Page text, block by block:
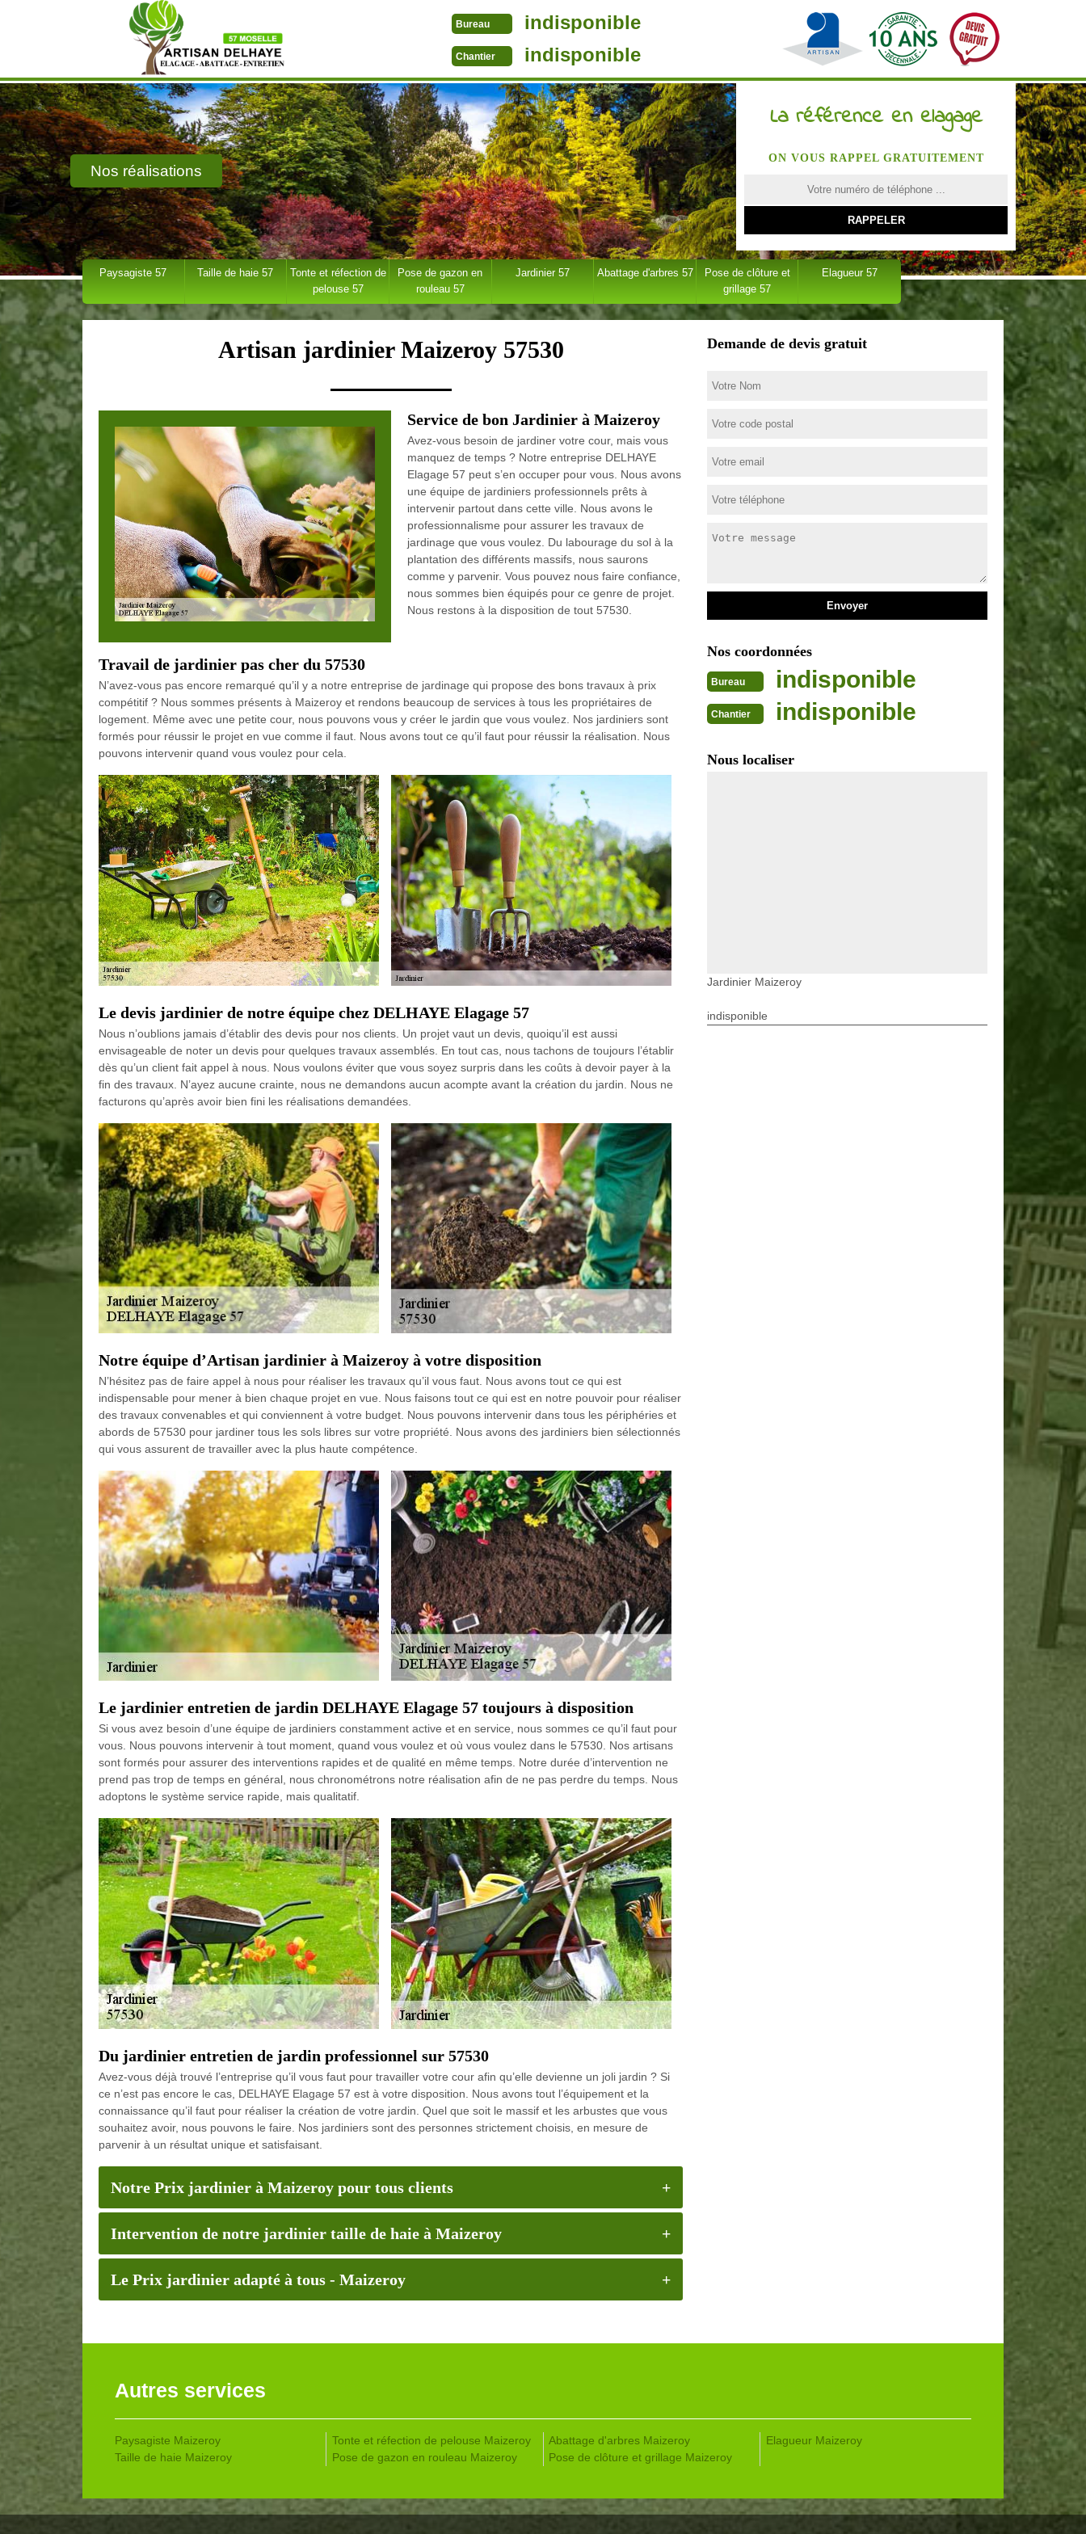
Bureau indisponible
Chantier indisponible
Nos réalisations
La référence en elagage
ON VOUS RAPPEL GRATUITEMENT
Paysagiste 57 Taille de haie 57
Tonte et réfection de
pelouse 57
Pose de gazon en
rouleau 57
Jardinier 57 Abattage d'arbres 57
Pose de clôture et
grillage 57
Elagueur 57
Artisan jardinier Maizeroy 57530
Service de bon Jardinier à Maizeroy
Avez-vous besoin de jardiner votre cour, mais vous
manquez de temps ? Notre entreprise DELHAYE
Elagage 57 peut s’en occuper pour vous. Nous avons
une équipe de jardiniers professionnels prêts à
intervenir partout dans cette ville. Nous avons le
professionnalisme pour assurer les travaux de
jardinage que vous voulez. Du labourage du sol à la
plantation des différents massifs, nous saurons
comme y parvenir. Vous pouvez nous faire confiance,
nous sommes bien équipés pour ce genre de projet.
Nous restons à la disposition de tout 57530.
Travail de jardinier pas cher du 57530
N’avez-vous pas encore remarqué qu’il y a notre entreprise de jardinage qui propose des bons travaux à prix
compétitif ? Nous sommes présents à Maizeroy et rendons beaucoup de services à tous les propriétaires de
logement. Même avec une petite cour, nous pouvons vous y créer le jardin que vous voulez. Nos jardiniers sont
formés pour réussir le projet en vue comme il faut. Nous avons tout ce qu’il faut pour réussir la réalisation. Nous
pouvons intervenir quand vous voulez pour cela.
Le devis jardinier de notre équipe chez DELHAYE Elagage 57
Nous n’oublions jamais d’établir des devis pour nos clients. Un projet vaut un devis, quoiqu’il est aussi
envisageable de noter un devis pour quelques travaux assemblés. En tout cas, nous tachons de toujours l’établir
dès qu’un client fait appel à nous. Nous voulons éviter que vous soyez surpris dans les coûts à devoir payer à la
fin des travaux. N’ayez aucune crainte, nous ne demandons aucun acompte avant la création du jardin. Nous ne
facturons qu’après avoir bien fini les réalisations demandées.
Notre équipe d’Artisan jardinier à Maizeroy à votre disposition
N’hésitez pas de faire appel à nous pour réaliser les travaux qu’il vous faut. Nous avons tout ce qui est
indispensable pour mener à bien chaque projet en vue. Nous faisons tout ce qui est en notre pouvoir pour réaliser
des travaux convenables et qui conviennent à votre budget. Nous pouvons intervenir dans tous les périphéries et
abords de 57530 pour jardiner tous les sols libres sur votre propriété. Nous avons des jardiniers bien sélectionnés
qui vous assurent de travailler avec la plus haute compétence.
Le jardinier entretien de jardin DELHAYE Elagage 57 toujours à disposition
Si vous avez besoin d’une équipe de jardiniers constamment active et en service, nous sommes ce qu’il faut pour
vous. Nous pouvons intervenir à tout moment, quand vous voulez et où vous voulez dans le 57530. Nos artisans
sont formés pour assurer des interventions rapides et de qualité en même temps. Notre durée d’intervention ne
prend pas trop de temps en général, nous chronométrons notre réalisation afin de ne pas perdre du temps. Nous
adoptons le système service rapide, mais qualitatif.
Du jardinier entretien de jardin professionnel sur 57530
Avez-vous déjà trouvé l’entreprise qu’il vous faut pour travailler votre cour afin qu’elle devienne un joli jardin ? Si
ce n’est pas encore le cas, DELHAYE Elagage 57 est à votre disposition. Nous avons tout l’équipement et la
connaissance qu’il faut pour réaliser la création de votre jardin. Quel que soit le massif et les arbustes que vous
souhaitez avoir, nous pouvons le faire. Nos jardiniers sont des personnes strictement choisis, en mesure de
parvenir à un résultat unique et satisfaisant.
Notre Prix jardinier à Maizeroy pour tous clients
Intervention de notre jardinier taille de haie à Maizeroy
Le Prix jardinier adapté à tous - Maizeroy
Demande de devis gratuit
Nos coordonnées
Bureau indisponible
Chantier indisponible
Nous localiser
Jardinier Maizeroy
indisponible
Autres services
Paysagiste Maizeroy
Taille de haie Maizeroy
Tonte et réfection de pelouse Maizeroy
Pose de gazon en rouleau Maizeroy
Abattage d'arbres Maizeroy
Pose de clôture et grillage Maizeroy
Elagueur Maizeroy